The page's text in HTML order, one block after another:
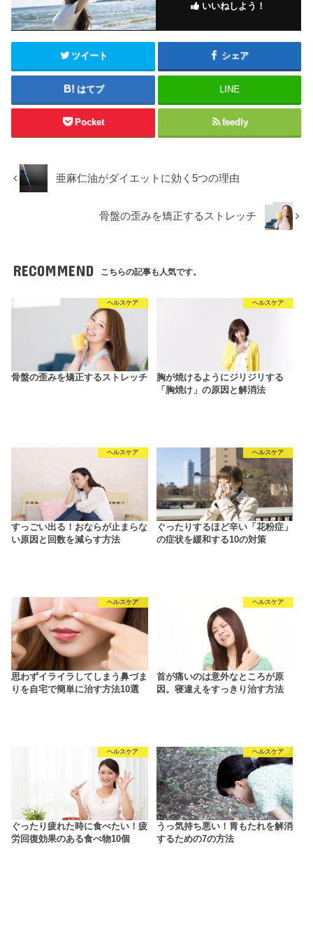
いいねしよう！
ツイート シェア
はてブ LINE
Pocket feedly
亜麻仁油がダイエットに効く5つの理由
骨盤の歪みを矯正するストレッチ
RECOMMEND こちらの記事も人気です。
ヘルスケア
骨盤の歪みを矯正するストレッチ
ヘルスケア
胸が焼けるようにジリジリする
「胸焼け」の原因と解消法
ヘルスケア
すっごい出る！おならが止まらな
い原因と回数を減らす方法
ヘルスケア
ぐったりするほど辛い「花粉症」
の症状を緩和する10の対策
ヘルスケア
思わずイライラしてしまう鼻づま
りを自宅で簡単に治す方法10選
ヘルスケア
首が痛いのは意外なところが原
因。寝違えをすっきり治す方法
ヘルスケア
ぐったり疲れた時に食べたい！疲
労回復効果のある食べ物10個
ヘルスケア
うっ気持ち悪い！胃もたれを解消
するための7の方法